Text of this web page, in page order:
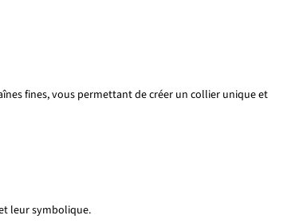
fines, vous permettant de créer un collier unique et
leur symbolique.